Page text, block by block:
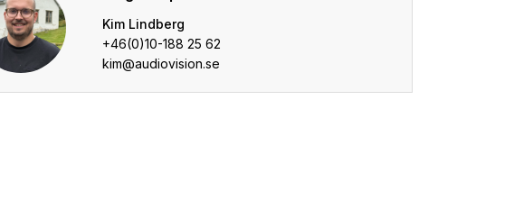
Kim Lindberg
+46(0)10-188 25 62
kim@audiovision.se